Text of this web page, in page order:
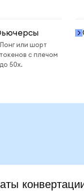
Лонг или шорт
токенов с плечом
до 50x.